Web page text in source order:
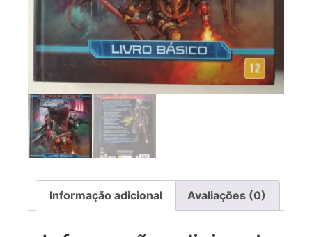
Informação adicional Avaliações (0)